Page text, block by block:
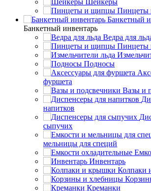
Банкетный
Банкетный инвентарь
Ведра для
Подносы
фуршета
Вазы и
напитков
сыпучих
мельницы для специй
Инвентарь
Колпаки
Креманки